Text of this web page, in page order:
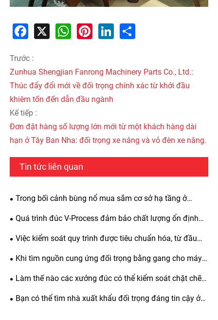
Facebook
X WhatsAppPinterestLinkedInShare
Trước :
Zunhua Shengjian Fanrong Machinery Parts Co., Ltd.:
Thúc đẩy đổi mới về đối trọng chính xác từ khởi đầu
khiêm tốn đến dẫn đầu ngành
Kế tiếp :
Đơn đặt hàng số lượng lớn mới từ một khách hàng dài
hạn ở Tây Ban Nha: đối trọng xe nâng và vỏ đèn xe nâng.
Tin tức liên quan
Trong bối cảnh bùng nổ mua sắm cơ sở hạ tầng ở
Trung Đông, tại sao các đối thủ của Shengjian Fanrong
Quá trình đúc V-Process đảm bảo chất lượng ổn định
như thế nào? Zunhua Shengjian Fanrong đưa ra các
nóng chảy
Việc kiểm soát quy trình được tiêu chuẩn hóa, từ đầu
đến cuối đảm bảo chất lượng của các đối trọng bằng
Khi tìm nguồn cung ứng đối trọng bằng gang cho máy
đào dành cho xuất khẩu, những chi tiết và tiêu chuẩn cụ
xuất theo yêu cầu?
Làm thế nào các xưởng đúc có thể kiểm soát chặt chẽ
nguyên liệu thô và phụ trợ cho quá trình đúc V-Process?
Bạn có thể tìm nhà xuất khẩu đối trọng đáng tin cậy ở